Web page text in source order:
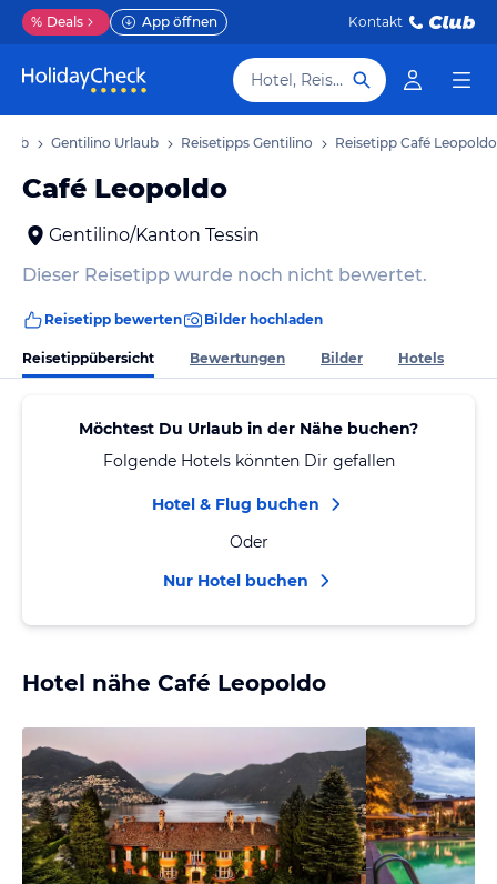
% Deals App öffnen Kontakt
Hotel, Reiseziel
Gentilino Urlaub Reisetipps Gentilino Reisetipp Café Leopoldo
Café Leopoldo
Gentilino/Kanton Tessin
Dieser Reisetipp wurde noch nicht bewertet.
Reisetipp bewerten Bilder hochladen
Reisetippübersicht Bewertungen Bilder Hotels
Möchtest Du Urlaub in der Nähe buchen?
Folgende Hotels könnten Dir gefallen
Hotel & Flug buchen
Oder
Nur Hotel buchen
Hotel nähe Café Leopoldo